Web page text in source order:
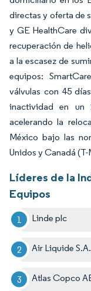
directas y oferta de
y GE HealthCare
recuperación de
a la escasez de
equipos:
válvulas con 45
inactividad en un
acelerando la
México bajo las
Unidos y Canadá
Líderes de la
Equipos
Linde plc
Air Liquide S.A.
Atlas Copco